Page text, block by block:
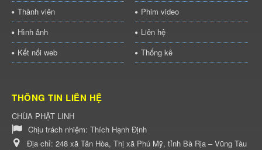
Thành viên
Phim video
Hình ảnh
Liên hệ
Kết nối web
Thống kê
THÔNG TIN LIÊN HỆ
CHÙA PHẬT LINH
Chịu trách nhiệm: Thích Hạnh Định
Địa chỉ: 248 xã Tân Hòa, Thị xã Phú Mỹ, tỉnh Bà Rịa – Vũng Tàu